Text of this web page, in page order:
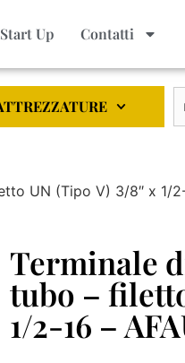
Up Contatti
UN (Tipo V) 3/8″ x 1/
Terminale
tubo –
1/2-16 –